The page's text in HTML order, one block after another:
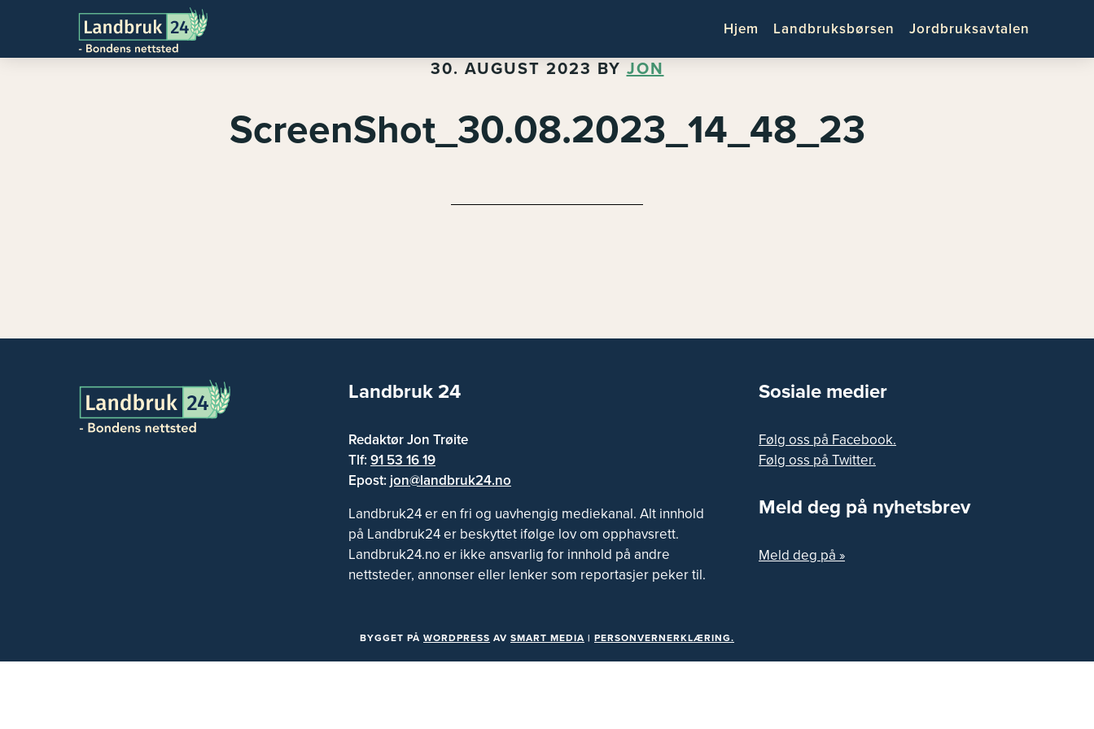
Hjem Landbruksbørsen Jordbruksavtalen
30. AUGUST 2023 BY JON
ScreenShot_30.08.2023_14_48_23
Landbruk 24
Redaktør Jon Trøite
Tlf:91 53 16 19
Epost: jon@landbruk24.no
Landbruk24 er en fri og uavhengig mediekanal. Alt innhold
på Landbruk24 er beskyttet ifølge lov om opphavsrett.
Landbruk24.no er ikke ansvarlig for innhold på andre
nettsteder, annonser eller lenker som reportasjer peker til.
Sosiale medier
Følg oss på Facebook.
Følg oss på Twitter.
Meld deg på nyhetsbrev
Meld deg på »
BYGGET PÅ WORDPRESS AV SMART MEDIA | PERSONVERNERKLÆRING.